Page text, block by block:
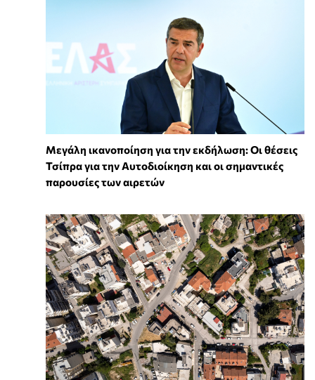
Μεγάλη ικανοποίηση για την εκδήλωση: Οι θέσεις
Τσίπρα για την Αυτοδιοίκηση και οι σημαντικές
παρουσίες των αιρετών